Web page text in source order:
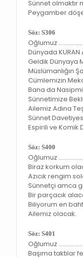
Sünnet olmaktır
Peygamber
Söz: S306
Oğlumuz
Dünyada KURAN
Geldik Dünyaya
Müslümanlığın
Cümlemizin
Bana da
Sünnetimize
Ailemiz Adına
Sünnet
Espirili ve Komik
Söz: S400
Oğlumuz
Biraz korkum
Azıcık rengim
Sünnetçi amca
Bir parçacık
Biliyorum en
Ailemiz olacak.
Söz: S401
Oğlumuz
Başıma taktılar